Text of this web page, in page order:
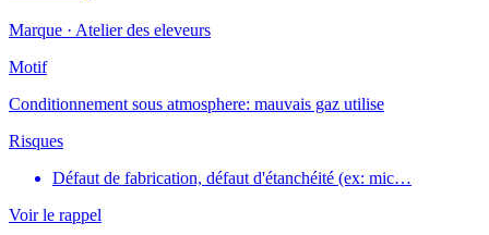
Marque · Atelier des eleveurs
Motif
Conditionnement sous atmosphere: mauvais gaz utilise
Risques
Défaut de fabrication, défaut d'étanchéité (ex: mic…
Voir le rappel